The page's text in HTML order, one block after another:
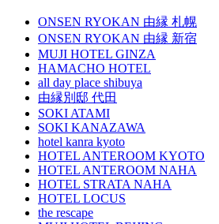
ONSEN RYOKAN 由縁 札幌
ONSEN RYOKAN 由縁 新宿
MUJI HOTEL GINZA
HAMACHO HOTEL
all day place shibuya
由縁別邸 代田
SOKI ATAMI
SOKI KANAZAWA
hotel kanra kyoto
HOTEL ANTEROOM KYOTO
HOTEL ANTEROOM NAHA
HOTEL STRATA NAHA
HOTEL LOCUS
the rescape